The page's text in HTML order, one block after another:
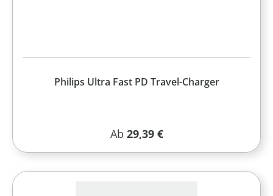
Philips Ultra Fast PD Travel-Charger
Regulärer Preis:
Ab 29,39 €